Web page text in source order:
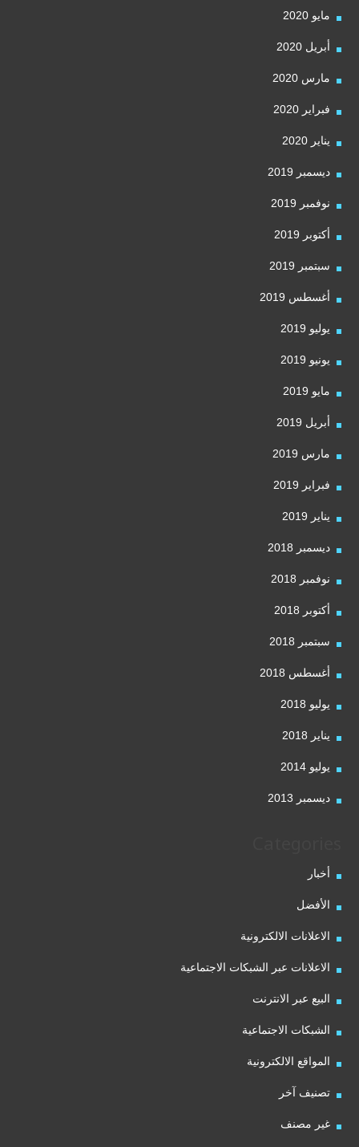
مايو 2020
أبريل 2020
مارس 2020
فبراير 2020
يناير 2020
ديسمبر 2019
نوفمبر 2019
أكتوبر 2019
سبتمبر 2019
أغسطس 2019
يوليو 2019
يونيو 2019
مايو 2019
أبريل 2019
مارس 2019
فبراير 2019
يناير 2019
ديسمبر 2018
نوفمبر 2018
أكتوبر 2018
سبتمبر 2018
أغسطس 2018
يوليو 2018
يناير 2018
يوليو 2014
ديسمبر 2013
أخبار
الأفضل
الاعلانات الالكترونية
الاعلانات عبر الشبكات الاجتماعية
البيع عبر الانترنت
الشبكات الاجتماعية
المواقع الالكترونية
تصنيف آخر
غير مصنف